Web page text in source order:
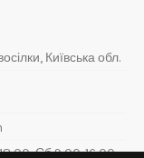
Київська обл.
Сб 9:00-16:00,